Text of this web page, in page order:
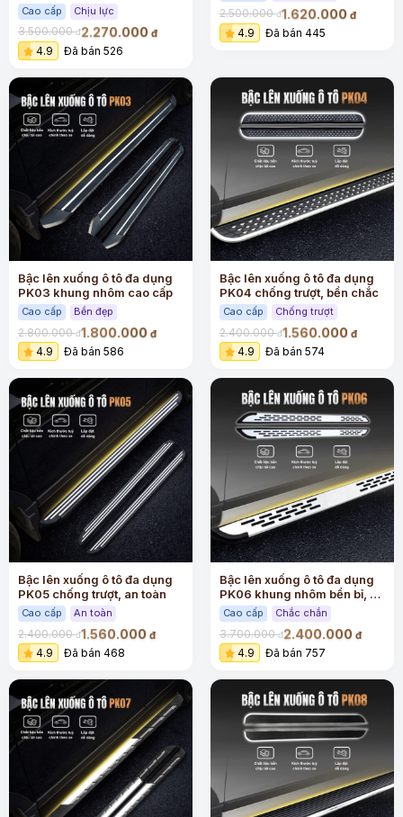
Cao cấp Chịu lực
3.500.000đ2.270.000 đ
4.9 Đã bán 526
2.500.000đ1.620.000 đ
4.9 Đã bán 445
Bậc lên xuống ô tô đa dụng
PK03 khung nhôm cao cấp
Cao cấp Bền đẹp
2.800.000đ1.800.000 đ
4.9 Đã bán 586
Bậc lên xuống ô tô đa dụng
PK04 chống trượt, bền chắc
Cao cấp Chống trượt
2.400.000đ1.560.000 đ
4.9 Đã bán 574
Bậc lên xuống ô tô đa dụng
PK05 chống trượt, an toàn
Cao cấp An toàn
2.400.000đ1.560.000 đ
4.9 Đã bán 468
Bậc lên xuống ô tô đa dụng
PK06 khung nhôm bền bỉ, an
toàn
Cao cấp Chắc chắn
3.700.000đ2.400.000 đ
4.9 Đã bán 757